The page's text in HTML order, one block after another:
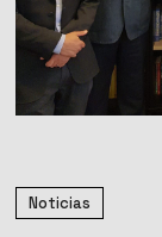
Noticias